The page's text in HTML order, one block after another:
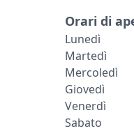
Orari di
Lunedì
Martedì
Mercoledì
Giovedì
Venerdì
Sabato